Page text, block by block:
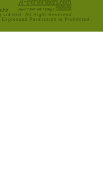
Limited. All Right Reserved.
Permission is Prohibited.